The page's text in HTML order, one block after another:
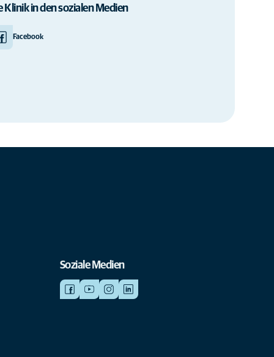
Klinik in den sozialen Medien
Facebook
Soziale Medien